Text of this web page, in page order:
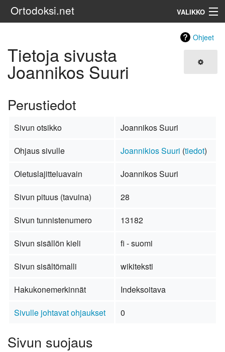
Ortodoksi.net VALIKKO
Haku
Ohjeet
Tietoja sivusta
Joannikos Suuri
Perustiedot
Sivun otsikko
Joannikos Suuri
Ohjaus sivulle
Joannikios Suuri (tiedot)
Oletuslajitteluavain
Joannikos Suuri
Sivun pituus (tavuina)
28
Sivun tunnistenumero
13182
Sivun sisällön kieli
fi - suomi
Sivun sisältömalli
wikiteksti
Hakukonemerkinnät
Indeksoitava
Sivulle johtavat ohjaukset
0
Sivun suojaus